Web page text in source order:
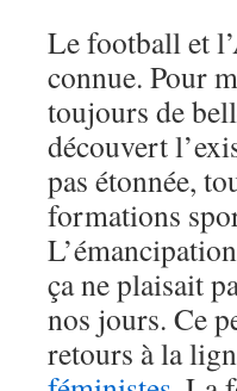
Le football et
connue. Pour
toujours de
découvert
pas étonnée,
formations
ça ne plaisait
nos jours. Ce
retours à la